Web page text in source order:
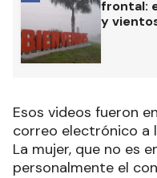
frontal:
y
Esos videos fueron
correo electrónico a
La mujer, que no es
personalmente el